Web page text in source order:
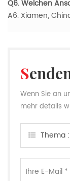
Q6. Welchen
A6. Xiamen,
Wenn Sie an
mehr details
können.Thema :